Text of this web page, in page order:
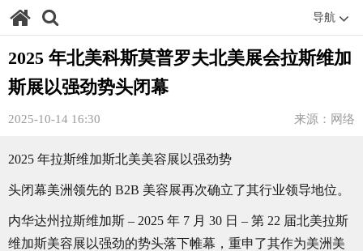
导航
2025 年北美科斯莫普罗夫北美展会拉斯维加
斯展以强劲势头闭幕
2025-10-14 16:30 来源：网络
2025 年拉斯维加斯北美美容展以强劲势
头闭幕美洲领先的 B2B 美容展再次确立了其行业领导地位。
内华达州拉斯维加斯 – 2025 年 7 月 30 日 – 第 22 届北美拉斯
维加斯美容展以强劲的势头落下帷幕，重申了其作为美洲美